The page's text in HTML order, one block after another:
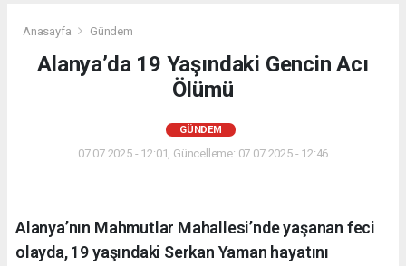
Anasayfa Gündem
Alanya’da 19 Yaşındaki Gencin Acı
Ölümü
GÜNDEM
07.07.2025 - 12:01, Güncelleme: 07.07.2025 - 12:46
Alanya’nın Mahmutlar Mahallesi’nde yaşanan feci
olayda, 19 yaşındaki Serkan Yaman hayatını